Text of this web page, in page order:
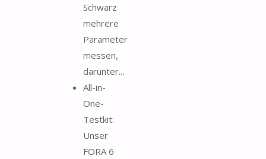
Schwarz
mehrere
Parameter
messen,
darunter...
All-in-
One-
Testkit:
Unser
FORA 6